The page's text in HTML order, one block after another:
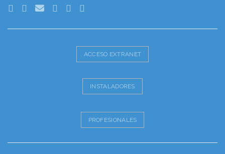
ACCESO EXTRANET
INSTALADORES
PROFESIONALES